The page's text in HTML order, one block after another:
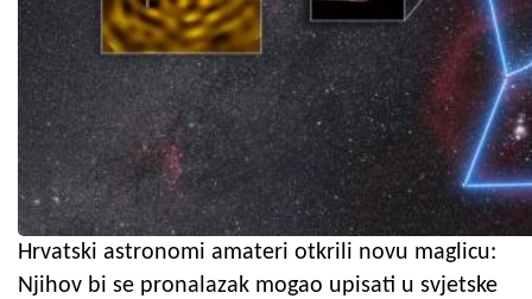
Hrvatski astronomi amateri otkrili novu maglicu:
Njihov bi se pronalazak mogao upisati u svjetske